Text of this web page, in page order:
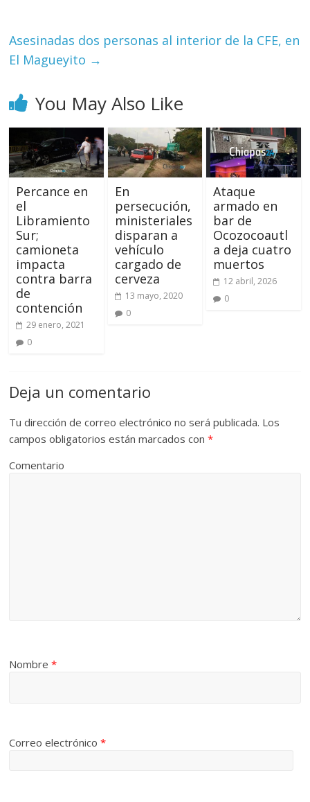
Asesinadas dos personas al interior de la CFE, en
El Magueyito →
You May Also Like
Percance en
el
Libramiento
Sur;
camioneta
impacta
contra barra
de
contención
29 enero, 2021
0
En
persecución,
ministeriales
disparan a
vehículo
cargado de
cerveza
13 mayo, 2020
0
Ataque
armado en
bar de
Ocozocoautl
a deja cuatro
muertos
12 abril, 2026
0
Deja un comentario
Tu dirección de correo electrónico no será publicada. Los
campos obligatorios están marcados con*
Comentario
Nombre*
Correo electrónico*